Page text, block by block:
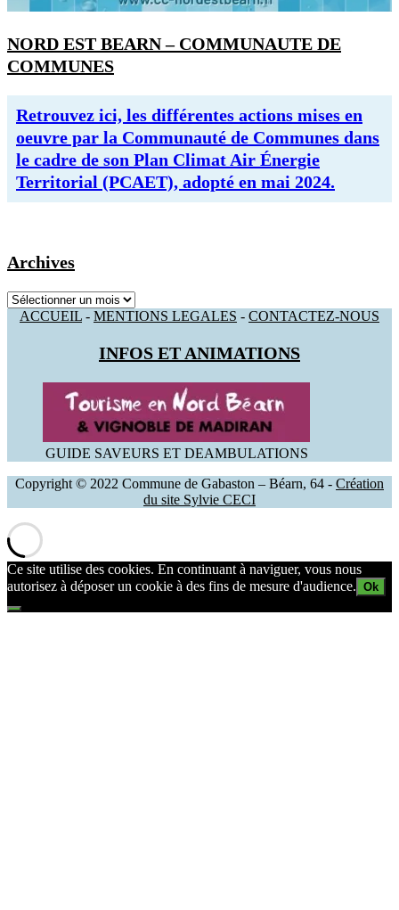
NORD EST BEARN – COMMUNAUTE DE
COMMUNES
Retrouvez ici, les différentes actions mises en
oeuvre par la Communauté de Communes dans
le cadre de son Plan Climat Air Énergie
Territorial (PCAET), adopté en mai 2024.
Archives
Archives
ACCUEIL - MENTIONS LEGALES - CONTACTEZ-NOUS
INFOS ET ANIMATIONS
GUIDE SAVEURS ET DEAMBULATIONS
Copyright © 2022 Commune de Gabaston – Béarn, 64 - Création
du site Sylvie CECI
Ce site utilise des cookies. En continuant à naviguer, vous nous
autorisez à déposer un cookie à des fins de mesure d'audience. Ok